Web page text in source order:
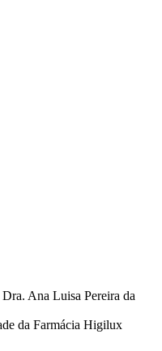
Ana Luisa Pereira da
da Farmácia Higilux